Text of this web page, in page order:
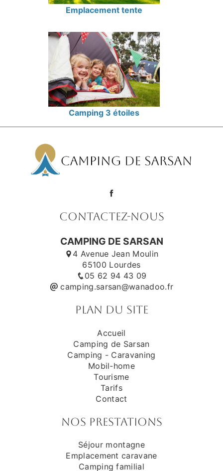
Emplacement tente
Camping 3 étoiles
Contactez-nous
CAMPING DE SARSAN
4 Avenue Jean Moulin
65100 Lourdes
05 62 94 43 09
camping.sarsan@wanadoo.fr
Plan du site
Accueil
Camping de Sarsan
Camping - Caravaning
Mobil-home
Tourisme
Tarifs
Contact
Nos prestations
Séjour montagne
Emplacement caravane
Camping familial